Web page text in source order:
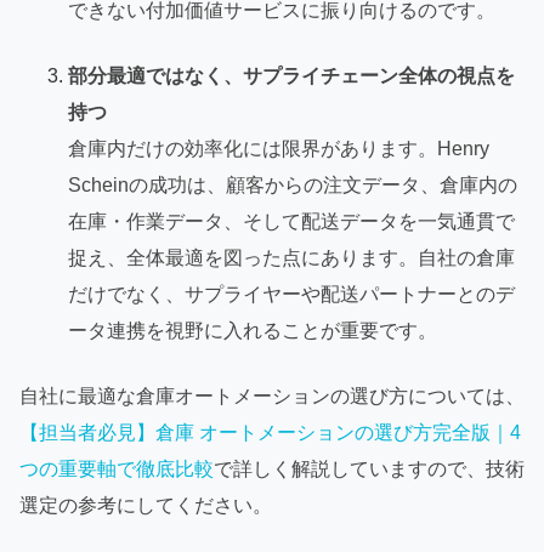
できない付加価値サービスに振り向けるのです。
部分最適ではなく、サプライチェーン全体の視点を
持つ
倉庫内だけの効率化には限界があります。Henry
Scheinの成功は、顧客からの注文データ、倉庫内の
在庫・作業データ、そして配送データを一気通貫で
捉え、全体最適を図った点にあります。自社の倉庫
だけでなく、サプライヤーや配送パートナーとのデ
ータ連携を視野に入れることが重要です。
自社に最適な倉庫オートメーションの選び方については、
【担当者必見】倉庫 オートメーションの選び方完全版｜4
つの重要軸で徹底比較で詳しく解説していますので、技術
選定の参考にしてください。